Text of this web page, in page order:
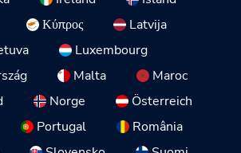
Κύπρος
Latvija
Luxembourg
Malta
Maroc
Norge
Österreich
Portugal
România